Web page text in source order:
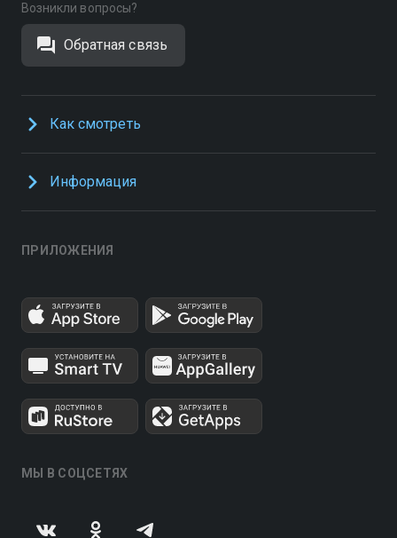
Возникли вопросы?
Обратная связь
Как смотреть
Информация
ПРИЛОЖЕНИЯ
МЫ В СОЦСЕТЯХ